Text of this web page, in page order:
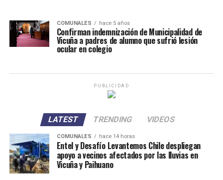
COMUNALES hace 5 años
Confirman indemnización de Municipalidad de
Vicuña a padres de alumno que sufrió lesión
ocular en colegio
PUBLICIDAD
LATEST TRENDING VIDEOS
COMUNALES hace 14 horas
Entel y Desafío Levantemos Chile despliegan
apoyo a vecinos afectados por las lluvias en
Vicuña y Paihuano